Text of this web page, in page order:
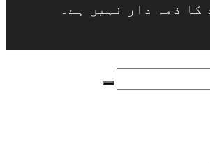
کا ذمہ دار نہیں ہے۔